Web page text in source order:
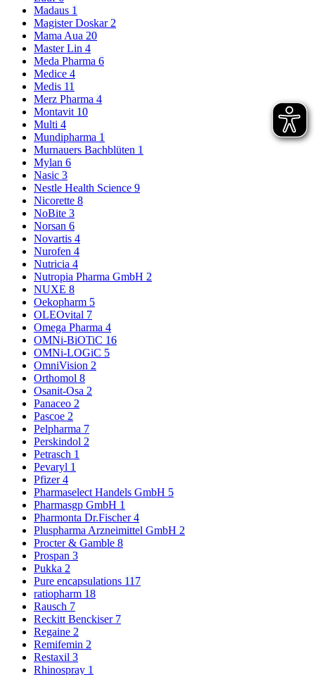
Madaus 1
Magister Doskar 2
Mama Aua 20
Master Lin 4
Meda Pharma 6
Medice 4
Medis 11
Merz Pharma 4
Montavit 10
Multi 4
Mundipharma 1
Murnauers Bachblüten 1
Mylan 6
Nasic 3
Nestle Health Science 9
Nicorette 8
NoBite 3
Norsan 6
Novartis 4
Nurofen 4
Nutricia 4
Nutropia Pharma GmbH 2
NUXE 8
Oekopharm 5
OLEOvital 7
Omega Pharma 4
OMNi-BiOTiC 16
OMNi-LOGiC 5
OmniVision 2
Orthomol 8
Osanit-Osa 2
Panaceo 2
Pascoe 2
Pelpharma 7
Perskindol 2
Petrasch 1
Pevaryl 1
Pfizer4
Pharmaselect Handels GmbH 5
Pharmasgp GmbH 1
Pharmonta Dr.Fischer4
Pluspharma Arzneimittel GmbH 2
Procter & Gamble 8
Prospan 3
Pukka 2
Pure encapsulations 117
ratiopharm 18
Rausch 7
Reckitt Benckiser 7
Regaine 2
Remifemin 2
Restaxil 3
Rhinospray 1